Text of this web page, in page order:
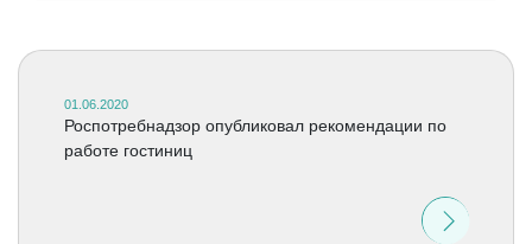
01.06.2020
Роспотребнадзор опубликовал рекомендации по
работе гостиниц